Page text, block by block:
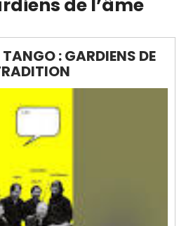
de l’âme
: GARDIENS DE